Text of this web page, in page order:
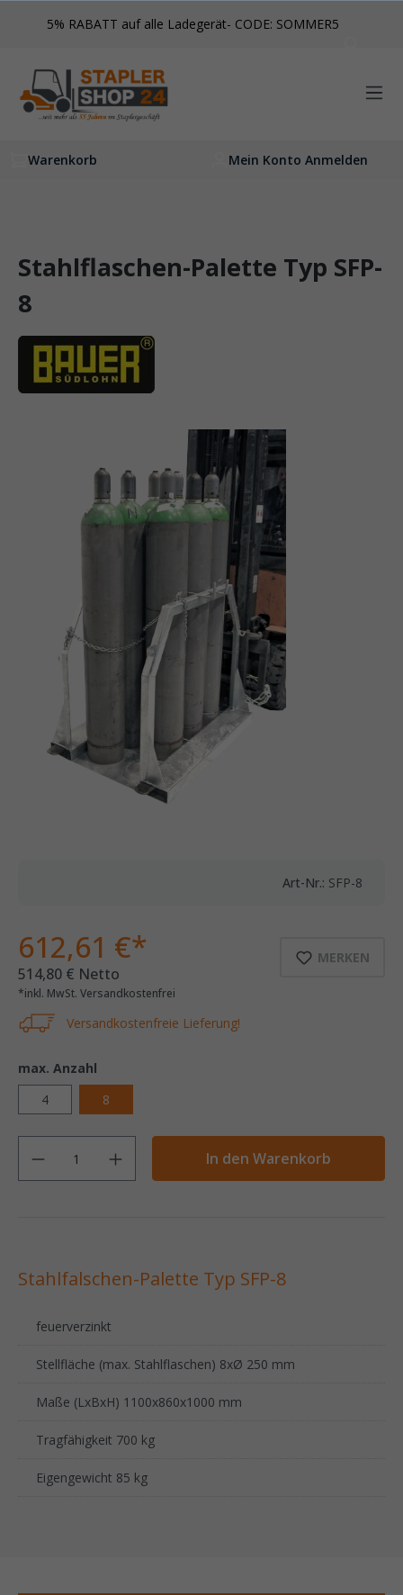
springen
5% RABATT auf alle Ladegerät- CODE: SOMMER5
Mein Konto Anmelden
Warenkorb
Stahlflaschen-Palette Typ SFP-
8
Art-Nr.: SFP-8
MERKEN
612,61 €*
514,80 € Netto
*inkl. MwSt. Versandkostenfrei
Versandkostenfreie Lieferung!
max. Anzahl
4
8
In den Warenkorb
Stahlfalschen-Palette Typ SFP-8
feuerverzinkt
Stellfläche (max. Stahlflaschen) 8xØ 250 mm
Maße (LxBxH) 1100x860x1000 mm
Tragfähigkeit 700 kg
Eigengewicht 85 kg